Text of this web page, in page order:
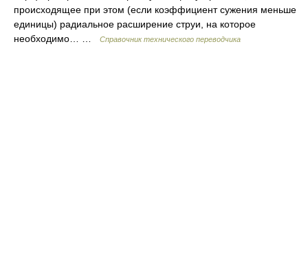
происходящее при этом (если коэффициент сужения меньше
единицы) радиальное расширение струи, на которое
необходимо… …
Справочник технического переводчика